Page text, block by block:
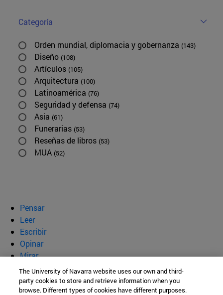
Categoría
Orden mundial, diplomacia y gobernanza (143)
Diseño (108)
Artículos (105)
Arquitectura (100)
Latinoamérica (76)
Seguridad y defensa (74)
Asia (61)
Funerarias (53)
Reseñas de libros (53)
MUA (52)
Pensar
Leer
Escribir
Opinar
Mirar
Quiénes somos
BeBrave
The University of Navarra website uses our own and third-
party cookies to store and retrieve information when you
browse. Different types of cookies have different purposes.